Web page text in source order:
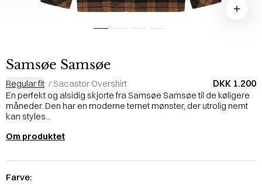
Samsøe Samsøe
Regular fit / Sacastor Overshirt DKK 1.200
En perfekt og alsidig skjorte fra Samsøe Samsøe til de køligere
måneder. Den har en moderne ternet mønster, der utrolig nemt
kan styles...
Om produktet
Farve: